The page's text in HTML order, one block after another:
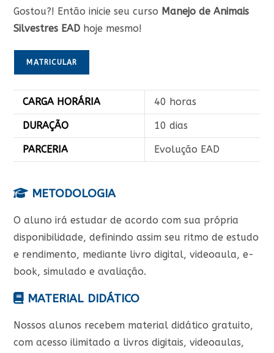
Gostou?! Então inicie seu curso Manejo de Animais
Silvestres EAD hoje mesmo!
MATRICULAR
CARGA HORÁRIA 40 horas
DURAÇÃO 10 dias
PARCERIA Evolução EAD
METODOLOGIA
O aluno irá estudar de acordo com sua própria
disponibilidade, definindo assim seu ritmo de estudo
e rendimento, mediante livro digital, videoaula, e-
book, simulado e avaliação.
MATERIAL DIDÁTICO
Nossos alunos recebem material didático gratuito,
com acesso ilimitado a livros digitais, videoaulas,